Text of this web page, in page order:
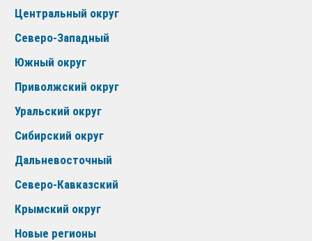
Центральный округ
Северо-Западный
Южный округ
Приволжский округ
Уральский округ
Сибирский округ
Дальневосточный
Северо-Кавказский
Крымский округ
Новые регионы